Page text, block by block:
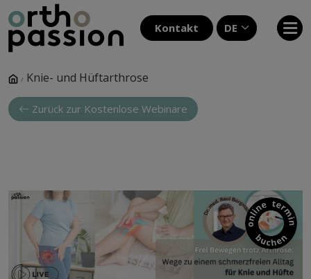
Kontakt DE
/ Knie- und Hüftarthrose
Zurück zur Kostenlose Webinare